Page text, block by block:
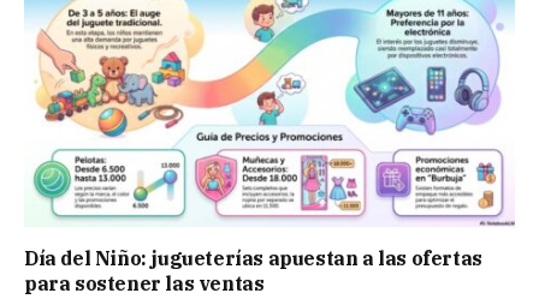
Día del Niño: jugueterías apuestan a las ofertas
para sostener las ventas